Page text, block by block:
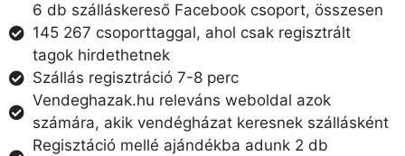
6 db szálláskereső Facebook csoport, összesen
145 267 csoporttaggal, ahol csak regisztrált
tagok hirdethetnek
Szállás regisztráció 7-8 perc
Vendeghazak.hu releváns weboldal azok
számára, akik vendégházat keresnek szállásként
Regisztáció mellé ajándékba adunk 2 db